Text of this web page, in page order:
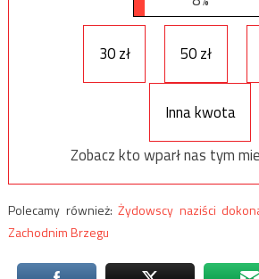
30 zł 50 zł
Inna kwota
Zobacz kto wparł nas tym
Polecamy również:Żydowscy naziści
Zachodnim Brzegu